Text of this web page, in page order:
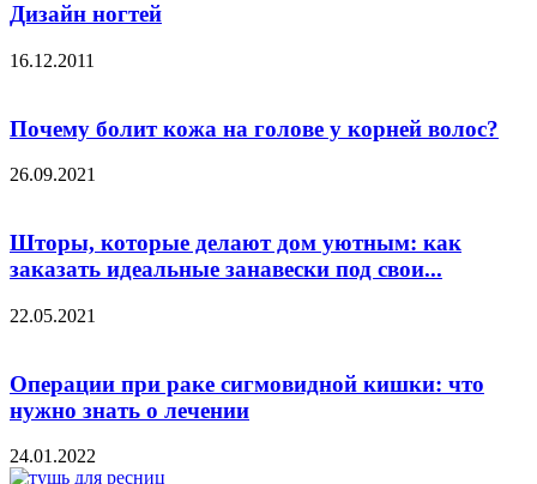
Дизайн ногтей
16.12.2011
Почему болит кожа на голове у корней волос?
26.09.2021
Шторы, которые делают дом уютным: как
заказать идеальные занавески под свои...
22.05.2021
Операции при раке сигмовидной кишки: что
нужно знать о лечении
24.01.2022